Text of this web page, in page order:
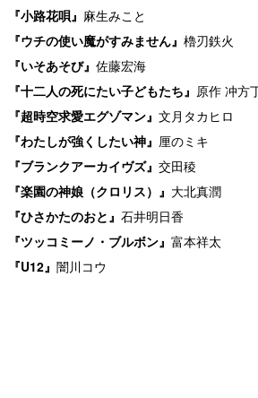
『小路花唄』 麻生みこと
『ウチの使い魔がすみません』 櫓刃鉄火
『いそあそび』 佐藤宏海
『十二人の死にたい子どもたち』 原作 冲方
『超時空求愛エグゾマン』 文月タカヒロ
『わたしが強くしたい神』 厘のミキ
『ブランクアーカイヴズ』 交田稜
『楽園の神娘（クロリス）』 大北真潤
『ひさかたのおと』 石井明日香
『ツッコミーノ・ブルボン』 富本祥太
『U12』 闇川コウ